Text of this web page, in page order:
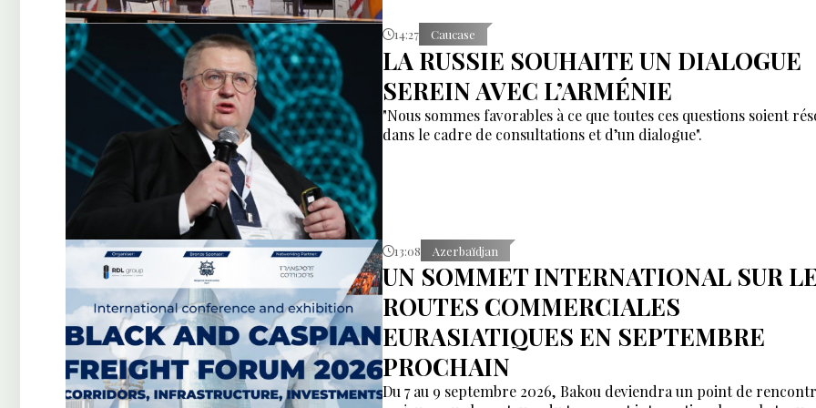
14:27 Caucase
LA RUSSIE SOUHAITE UN DIALOGUE
SEREIN AVEC L’ARMÉNIE
"Nous sommes favorables à ce que toutes ces questions soient
dans le cadre de consultations et d’un dialogue".
13:08 Azerbaïdjan
UN SOMMET INTERNATIONAL SUR
ROUTES COMMERCIALES
EURASIATIQUES EN SEPTEMBRE
PROCHAIN
Du 7 au 9 septembre 2026, Bakou deviendra un point de